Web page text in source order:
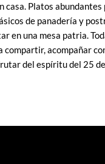
casa. Platos
de panadería y
en una mesa patria.
compartir, acompañar
del espíritu del 25